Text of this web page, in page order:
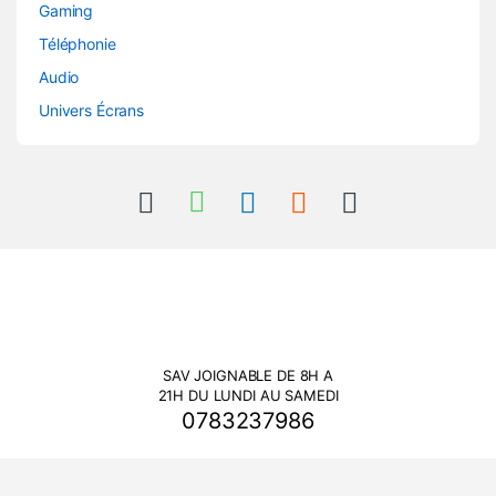
Gaming
Téléphonie
Audio
Univers Écrans
SAV JOIGNABLE DE 8H A
21H DU LUNDI AU SAMEDI
0783237986